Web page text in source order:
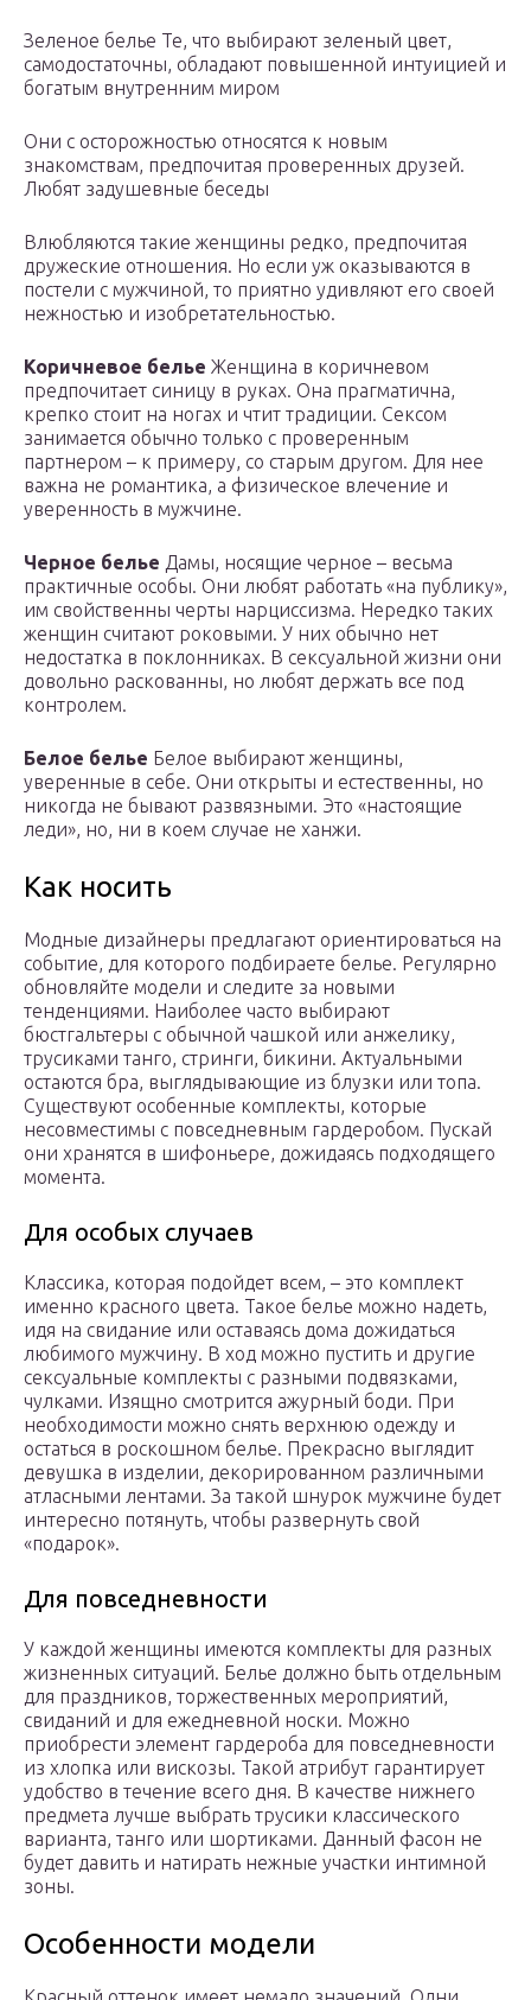
Зеленое белье Те, что выбирают зеленый цвет,
самодостаточны, обладают повышенной интуицией и
богатым внутренним миром
Они с осторожностью относятся к новым
знакомствам, предпочитая проверенных друзей.
Любят задушевные беседы
Влюбляются такие женщины редко, предпочитая
дружеские отношения. Но если уж оказываются в
постели с мужчиной, то приятно удивляют его своей
нежностью и изобретательностью.
Коричневое белье Женщина в коричневом
предпочитает синицу в руках. Она прагматична,
крепко стоит на ногах и чтит традиции. Сексом
занимается обычно только с проверенным
партнером – к примеру, со старым другом. Для нее
важна не романтика, а физическое влечение и
уверенность в мужчине.
Черное белье Дамы, носящие черное – весьма
практичные особы. Они любят работать «на публику»,
им свойственны черты нарциссизма. Нередко таких
женщин считают роковыми. У них обычно нет
недостатка в поклонниках. В сексуальной жизни они
довольно раскованны, но любят держать все под
контролем.
Белое белье Белое выбирают женщины,
уверенные в себе. Они открыты и естественны, но
никогда не бывают развязными. Это «настоящие
леди», но, ни в коем случае не ханжи.
Как носить
Модные дизайнеры предлагают ориентироваться на
событие, для которого подбираете белье. Регулярно
обновляйте модели и следите за новыми
тенденциями. Наиболее часто выбирают
бюстгальтеры с обычной чашкой или анжелику,
трусиками танго, стринги, бикини. Актуальными
остаются бра, выглядывающие из блузки или топа.
Существуют особенные комплекты, которые
несовместимы с повседневным гардеробом. Пускай
они хранятся в шифоньере, дожидаясь подходящего
момента.
Для особых случаев
Классика, которая подойдет всем, – это комплект
именно красного цвета. Такое белье можно надеть,
идя на свидание или оставаясь дома дожидаться
любимого мужчину. В ход можно пустить и другие
сексуальные комплекты с разными подвязками,
чулками. Изящно смотрится ажурный боди. При
необходимости можно снять верхнюю одежду и
остаться в роскошном белье. Прекрасно выглядит
девушка в изделии, декорированном различными
атласными лентами. За такой шнурок мужчине будет
интересно потянуть, чтобы развернуть свой
«подарок».
Для повседневности
У каждой женщины имеются комплекты для разных
жизненных ситуаций. Белье должно быть отдельным
для праздников, торжественных мероприятий,
свиданий и для ежедневной носки. Можно
приобрести элемент гардероба для повседневности
из хлопка или вискозы. Такой атрибут гарантирует
удобство в течение всего дня. В качестве нижнего
предмета лучше выбрать трусики классического
варианта, танго или шортиками. Данный фасон не
будет давить и натирать нежные участки интимной
зоны.
Особенности модели